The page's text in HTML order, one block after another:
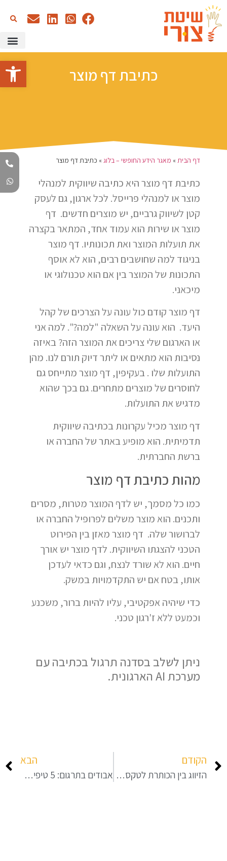
כתיבת דף מוצר
דף הבית» מאגר הידע החופשי – בלוג» כתיבת דף מוצר
כתיבת דף מוצר היא כתיבה שיווקית למנהלי
מוצר או למנהלי פרייסל. לכל ארגון, גם לעסק
קטן לשיווק גרביים, יש מוצרים חדשים. דף
מוצר או שירות הוא עמוד אחד, המתאר בקצרה
את תועלות המוצר ואת תכונותיו. דף מוצר
בניגוד למה שחושבים רבים, הוא לא אוסף
התכונות של המוצר בין אם הוא טכנולוגי או
מיכאני.
דף מוצר קודם כול עונה על הצרכים של קהל
היעד. הוא עונה על השאלה "למה?". למה אני
או הארגום שלי צריכים את המוצר הזה? באיזה
נסיבות הוא מתאים או ליתר דיוק תורם לנו. מהן
התועלות שלו . בעקיפין, דף מוצר מתייחס גם
לחוסרים של מוצרים מתחרים. גם בכך שהוא
מדגיש את התועלות.
דף מוצר מכיל עקרונות בכתיבה שיווקית
תדמיתית. הוא מופיע באתר של החברה או
ברשת החברתית.
מהות כתיבת דף מוצר
כמו כל מסמך, יש לדף המוצר מטרות, מסרים
ותכנים. הוא מוצר משלים לפרופיל החברה או
לברושור שלה. דף מוצר מאזן בין הפירוט
הטכני להצגתו השיווקית. לדף מוצר יש אורך
חיים. הוא לא שורד לנצח, וגם כדאי לעדכן
אותו, בטח אם יש התקדמויות במשק.
כדי שיהיה אפקטיבי, עליו להיות ברור, משכנע
וכמעט ללא ז'רגון טכני.
ניתן לשלב בסדנה תרגול בכתיבה עם
מערכת AI הארגונית.
הקודם
הזיווג בין הכותרת לטקסט – טיפים בכתיבה שיווקית
הבא
אבודים בתרגום: 5 טיפים באנגלית עסקית
פתח